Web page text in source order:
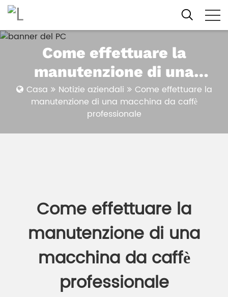
Come effettuare la
manutenzione di una
macchina da caffè
professionale
Casa Notizie aziendali
Come effettuare la
manutenzione di una macchina da caffè
professionale
Come effettuare la
manutenzione di una
macchina da caffè
professionale